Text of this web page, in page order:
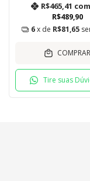
R$489,90
R$465,41 com
6x de R$81,65
COMPRAR
Tire suas